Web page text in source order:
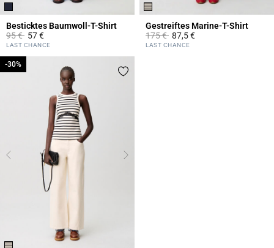
Besticktes Baumwoll-T-Shirt
Price reduced from
95 €to57 €
3,3 out of 5 Customer Rating
LAST CHANCE
Gestreiftes Marine-T-Shirt
Price reduced from
175 €to87,5 €
5 out of 5 Customer Rating
LAST CHANCE
-30%
-30%